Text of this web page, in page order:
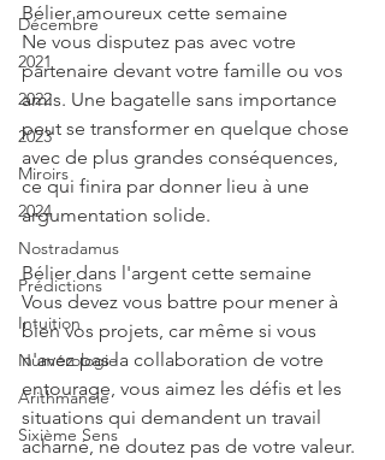
Décembre
2021
2022
2023
Miroirs
2024
Nostradamus
Prédictions
Intuition
Numérologie
Arithmancie
Sixième Sens
Bélier amoureux cette semaine
Ne vous disputez pas avec votre
partenaire devant votre famille ou vos
amis. Une bagatelle sans importance
peut se transformer en quelque chose
avec de plus grandes conséquences,
ce qui finira par donner lieu à une
argumentation solide.
Bélier dans l'argent cette semaine
Vous devez vous battre pour mener à
bien vos projets, car même si vous
n'avez pas la collaboration de votre
entourage, vous aimez les défis et les
situations qui demandent un travail
acharné, ne doutez pas de votre valeur.